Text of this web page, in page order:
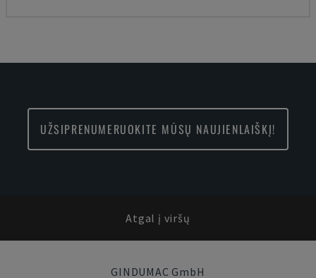
UŽSIPRENUMERUOKITE MŪSŲ NAUJIENLAIŠKĮ!
Atgal į viršų
GINDUMAC GmbH